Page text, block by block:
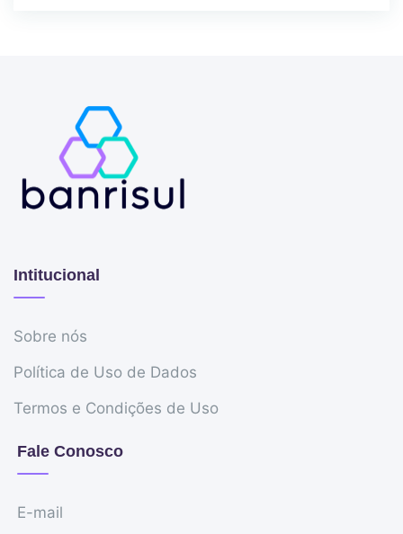
Intitucional
Sobre nós
Política de Uso de Dados
Termos e Condições de Uso
Fale Conosco
E-mail